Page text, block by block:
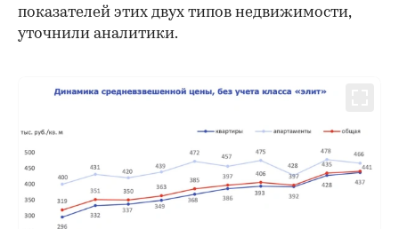
показателей этих двух типов недвижимости,
уточнили аналитики.